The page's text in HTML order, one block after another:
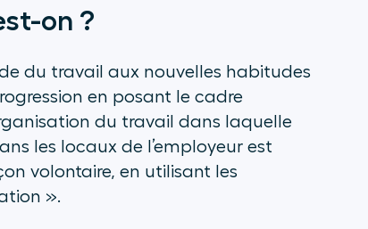
on ?
du travail aux nouvelles habitudes
en posant le cadre
du travail dans laquelle
les locaux de l’employeur est
volontaire, en utilisant les
».